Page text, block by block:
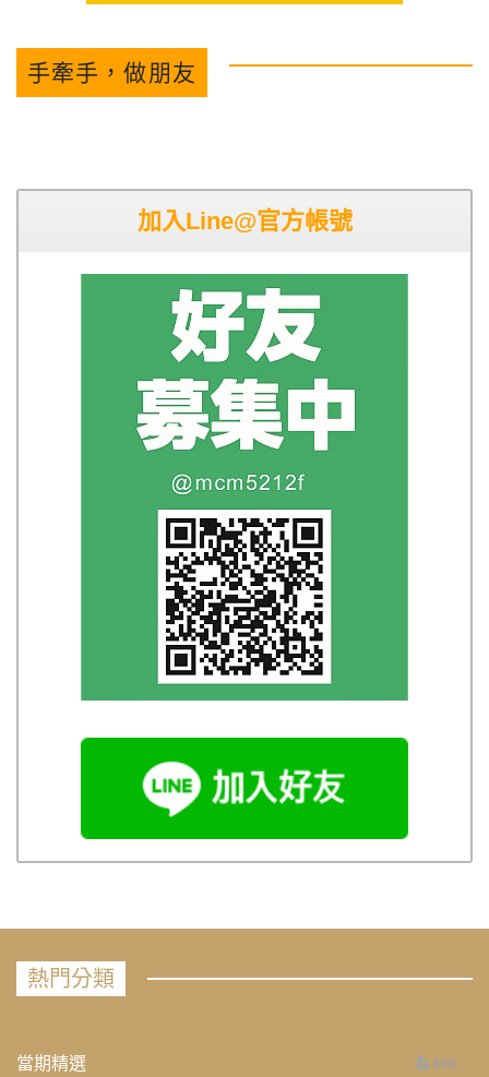
手牽手，做朋友
加入Line@官方帳號
熱門分類
當期精選 658